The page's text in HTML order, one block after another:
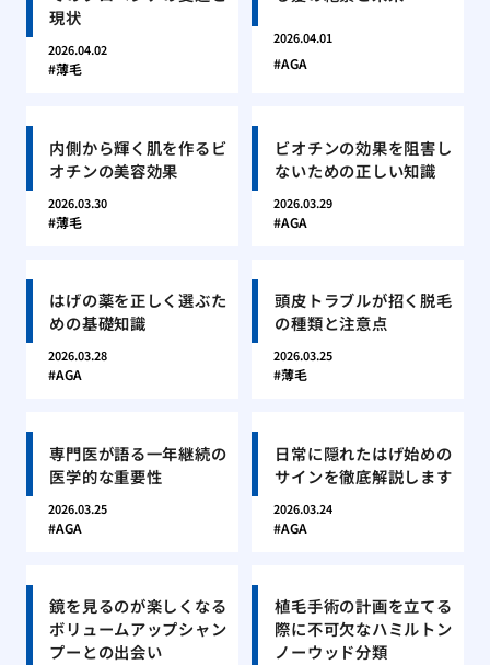
現状
2026.04.02
薄毛
2026.04.01
AGA
内側から輝く肌を作るビ
オチンの美容効果
2026.03.30
薄毛
ビオチンの効果を阻害し
ないための正しい知識
2026.03.29
AGA
はげの薬を正しく選ぶた
めの基礎知識
2026.03.28
AGA
頭皮トラブルが招く脱毛
の種類と注意点
2026.03.25
薄毛
専門医が語る一年継続の
医学的な重要性
2026.03.25
AGA
日常に隠れたはげ始めの
サインを徹底解説します
2026.03.24
AGA
鏡を見るのが楽しくなる
ボリュームアップシャン
プーとの出会い
植毛手術の計画を立てる
際に不可欠なハミルトン
ノーウッド分類